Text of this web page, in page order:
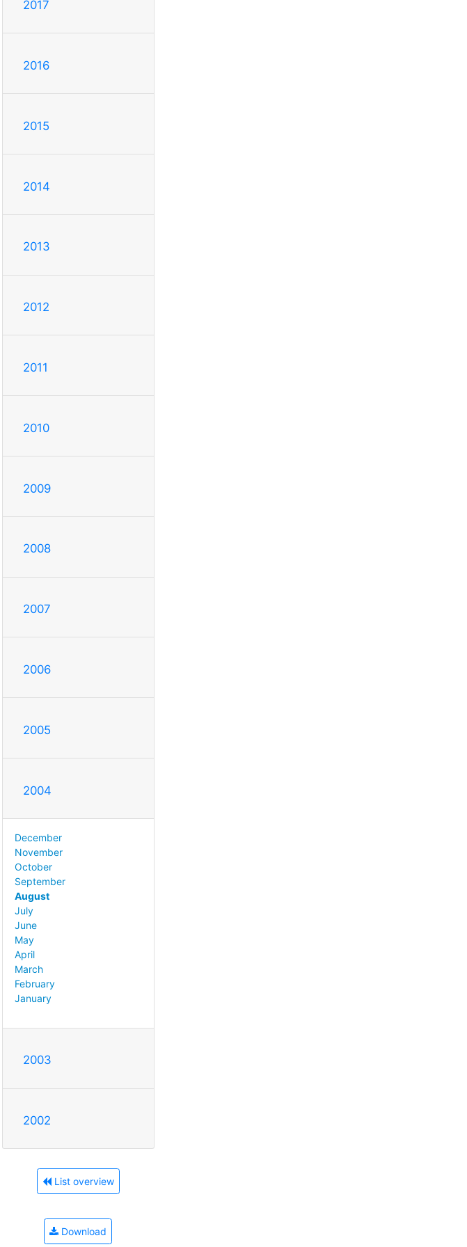
2017
2016
2015
2014
2013
2012
2011
2010
2009
2008
2007
2006
2005
2004
December
November
October
September
August
July
June
May
April
March
February
January
2003
2002
List overview
Download